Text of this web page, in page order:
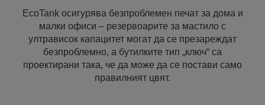
EcoTank осигурява безпроблемен печат за дома и
малки офиси – резервоарите за мастило с
ултрависок капацитет могат да се презареждат
безпроблемно, а бутилките тип „ключ“ са
проектирани така, че да може да се постави само
правилният цвят.